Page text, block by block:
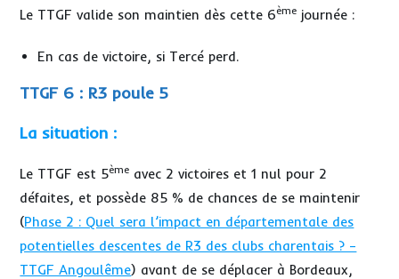
Le TTGF valide son maintien dès cette 6ème journée :
En cas de victoire, si Tercé perd.
TTGF 6 : R3 poule 5
La situation :
Le TTGF est 5ème avec 2 victoires et 1 nul pour 2
défaites, et possède 85 % de chances de se maintenir
(Phase 2 : Quel sera l’impact en départementale des
potentielles descentes de R3 des clubs charentais ? –
TTGF Angoulême) avant de se déplacer à Bordeaux,